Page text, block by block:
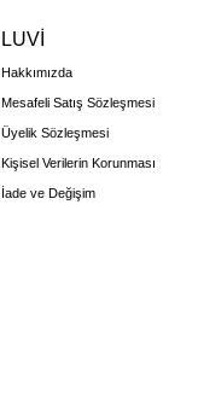
LUVİ
Hakkımızda
Mesafeli Satış Sözleşmesi
Üyelik Sözleşmesi
Kişisel Verilerin Korunması
İade ve Değişim